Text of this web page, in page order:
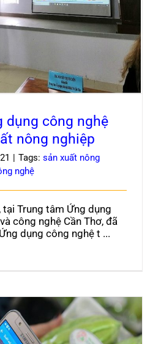
công nghệ trong sản xuất
nghiệp
dụng công nghệ
nông nghiệp
| Tags: sản xuất nông
nghệ
Trung tâm Ứng dụng
công nghệ Cần Thơ, đã
dụng công nghệ t ...